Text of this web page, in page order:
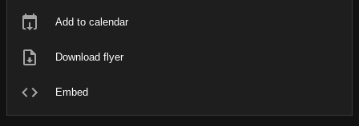
Add to calendar
Download flyer
Embed